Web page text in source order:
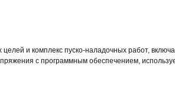
и комплекс пуско-наладочных работ,
с программным обеспечением,